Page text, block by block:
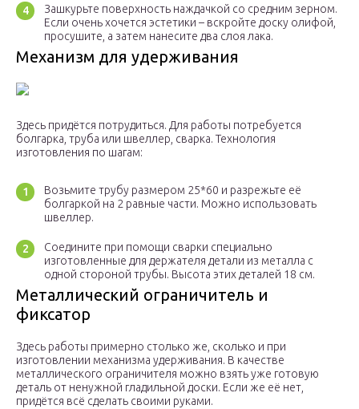
Зашкурьте поверхность наждачкой со средним зерном.
Если очень хочется эстетики – вскройте доску олифой,
просушите, а затем нанесите два слоя лака.
Механизм для удерживания
Здесь придётся потрудиться. Для работы потребуется
болгарка, труба или швеллер, сварка. Технология
изготовления по шагам:
Возьмите трубу размером 25*60 и разрежьте её
болгаркой на 2 равные части. Можно использовать
швеллер.
Соедините при помощи сварки специально
изготовленные для держателя детали из металла с
одной стороной трубы. Высота этих деталей 18 см.
Металлический ограничитель и
фиксатор
Здесь работы примерно столько же, сколько и при
изготовлении механизма удерживания. В качестве
металлического ограничителя можно взять уже готовую
деталь от ненужной гладильной доски. Если же её нет,
придётся всё сделать своими руками.